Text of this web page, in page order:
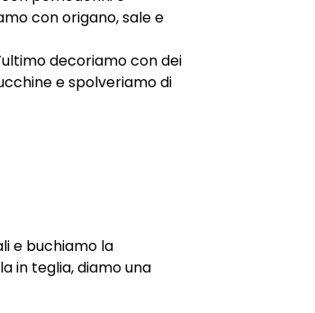
con origano, sale e
decoriamo con dei
e spolveriamo di
e buchiamo la
in teglia, diamo una